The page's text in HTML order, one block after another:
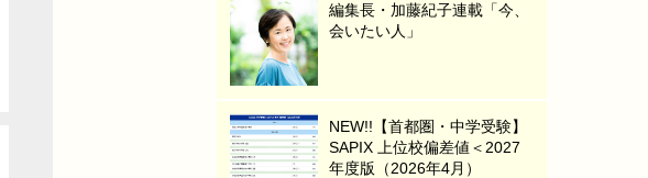
編集長・加藤紀子連載「今、
会いたい人」
NEW!!【首都圏・中学受験】
SAPIX 上位校偏差値＜2027
年度版（2026年4月）